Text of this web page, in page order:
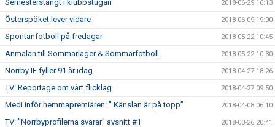
Semesterstängt i klubbstugan 2018-06-29 16:13
Österspöket lever vidare 2018-06-09 19:00
Spontanfotboll på fredagar 2018-05-22 10:45
Anmälan till Sommarläger & Sommarfotboll 2018-05-22 10:30
Norrby IF fyller 91 år idag 2018-04-27 18:26
TV: Reportage om vårt flicklag 2018-04-27 09:50
Medi inför hemmapremiären: ” Känslan är på topp” 2018-04-08 06:10
TV: "Norrbyprofilerna svarar" avsnitt #1 2018-03-26 20:41